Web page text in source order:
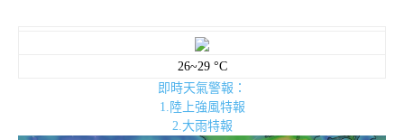
26~29 °C
即時天氣警報：
1.陸上強風特報
2.大雨特報